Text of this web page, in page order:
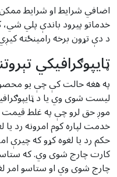
اضافي شرایط او شرایط ممکن
خدماتو پیرود باندې پلي
د دې تړون برخه رامینځته
ټایپوګرافیکي
په هغه حالت کې چې یو
لیست شوی وي یا د
موږ حق لرو چې په غلط
خدمت لپاره کوم امرونه رد
حکم رد یا لغوه کړو که چیرې
کارت چارج شوی وي. که
چارج شوی وي او ستاسو امر